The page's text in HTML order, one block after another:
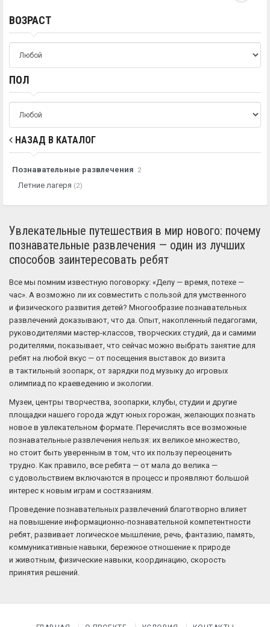
ВОЗРАСТ
ПОЛ
НАЗАД В КАТАЛОГ
Познавательные развлечения 2
Летние лагеря (2)
Увлекательные путешествия в мир нового: почему
познавательные развлечения — один из лучших
способов заинтересовать ребят
Все мы помним известную поговорку: «Делу — время, потехе —
час». А возможно ли их совместить с пользой для умственного
и физического развития детей? Многообразие познавательных
развлечений доказывают, что да. Опыт, накопленный педагогами,
руководителями мастер-классов, творческих студий, да и самими
родителями, показывает, что сейчас можно выбрать занятие для
ребят на любой вкус — от посещения выставок до визита
в тактильный зоопарк, от зарядки под музыку до игровых
олимпиад по краеведению и экологии.
Музеи, центры творчества, зоопарки, клубы, студии и другие
площадки нашего города ждут юных горожан, желающих познать
новое в увлекательном формате. Перечислять все возможные
познавательные развлечения нельзя: их великое множество,
но стоит быть уверенным в том, что их пользу переоценить
трудно. Как правило, все ребята — от мала до велика —
с удовольствием включаются в процесс и проявляют большой
интерес к новым играм и состязаниям.
Проведение познавательных развлечений благотворно влияет
на повышение информационно-познавательной компетентности
ребят, развивает логическое мышление, речь, фантазию, память,
коммуникативные навыки, бережное отношение к природе
и животным, физические навыки, координацию, скорость
принятия решений.